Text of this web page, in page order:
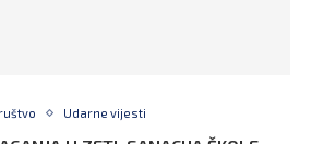
Udarne vijesti